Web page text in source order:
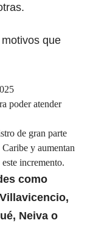
que
poder atender
de gran parte
y aumentan
incremento.
como
Neiva o